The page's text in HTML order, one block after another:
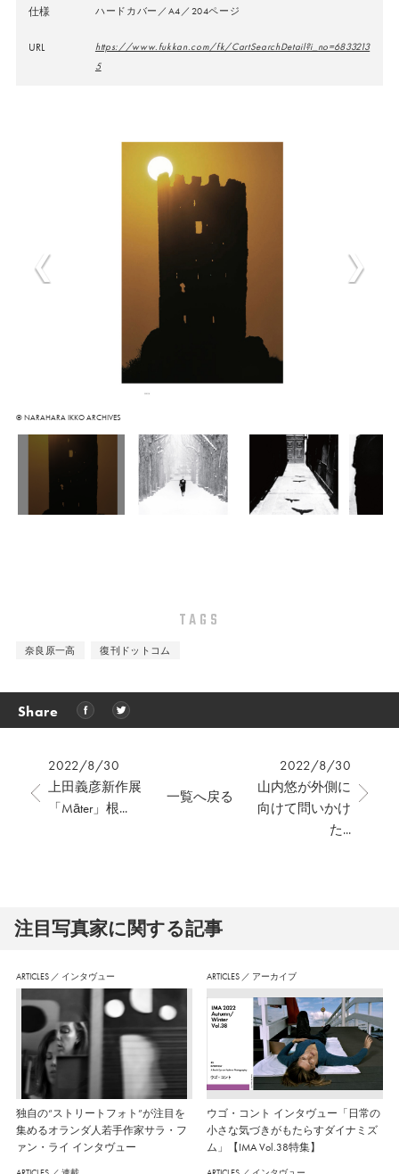
仕様 ハードカバー／A4／204ページ
URL
https://www.fukkan.com/fk/CartSearchDetail?i_no=6833213
5
© NARAHARA IKKO ARCHIVES
TAGS
奈良原一高 復刊ドットコム
Share
2022/8/30
上田義彦新作展
「Māter」根...
2022/8/30
山内悠が外側に
向けて問いかけ
た...
一覧へ戻る
注⽬写真家に関する記事
ARTICLES ／ インタヴュー
独自の“ストリートフォト”が注目を
集めるオランダ人若手作家サラ・フ
ァン・ライ インタヴュー
ARTICLES ／ アーカイブ
ウゴ・コント インタヴュー「日常の
小さな気づきがもたらすダイナミズ
ム」【IMA Vol.38特集】